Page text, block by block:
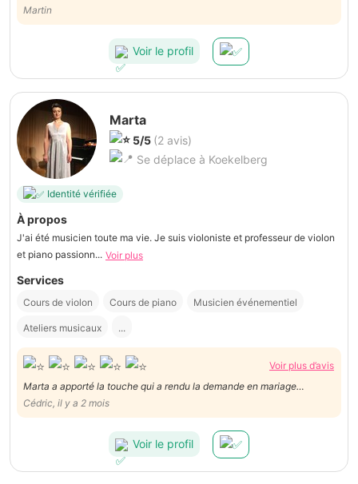
personne à avoir à ses côtés pour mener à bien vos projets ! 👍🏻👍🏻
Martin
Voir le profil
Marta
5/5 (2 avis)
Se déplace à Koekelberg
Identité vérifiée
À propos
J'ai été musicien toute ma vie. Je suis violoniste et professeur de violon
et piano passionn... Voir plus
Services
Cours de violon Cours de piano Musicien événementiel
Ateliers musicaux ...
Voir plus d’avis
Marta a apporté la touche qui a rendu la demande en mariage
exceptionnelle. Super à l’écoute et flexible. Douce et présente
discrètement. Sans oublier le plus important : son talent !
Cédric, il y a 2 mois
Voir le profil